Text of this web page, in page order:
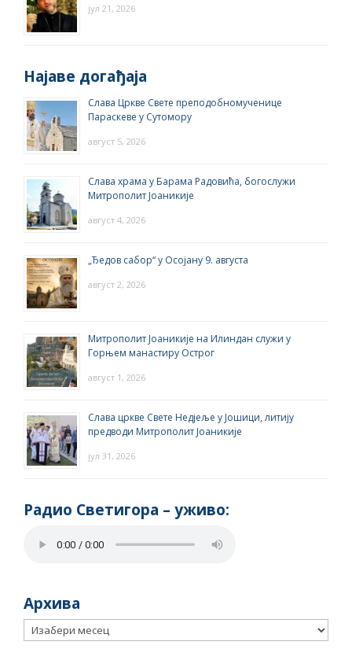
јул 21, 2026
Најаве догађаја
Слава Цркве Свете преподобномученице
Параскеве у Сутомору
август 5, 2026
Слава храма у Барама Радовића, богослужи
Митрополит Јоаникије
август 4, 2026
„Ђедов сабор“ у Осојану 9. августа
август 2, 2026
Митрополит Јоаникије на Илиндан служи у
Горњем манастиру Острог
август 1, 2026
Слава цркве Свете Недјеље у Јошици, литију
предводи Митрополит Јоаникије
јул 31, 2026
Радио Светигора – yживо:
Архива
Архива